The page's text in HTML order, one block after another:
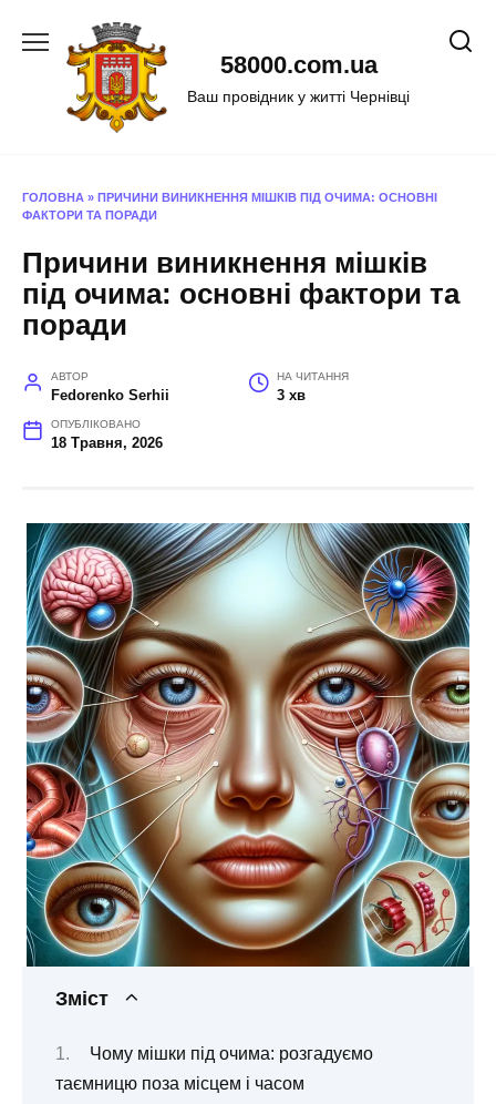
58000.com.ua
Ваш провідник у житті Чернівці
ГОЛОВНА » ПРИЧИНИ ВИНИКНЕННЯ МІШКІВ ПІД ОЧИМА: ОСНОВНІ
ФАКТОРИ ТА ПОРАДИ
Причини виникнення мішків
під очима: основні фактори та
поради
АВТОР
Fedorenko Serhii
НА ЧИТАННЯ
3 хв
ОПУБЛІКОВАНО
18 Травня, 2026
Зміст
Чому мішки під очима: розгадуємо
таємницю поза місцем і часом